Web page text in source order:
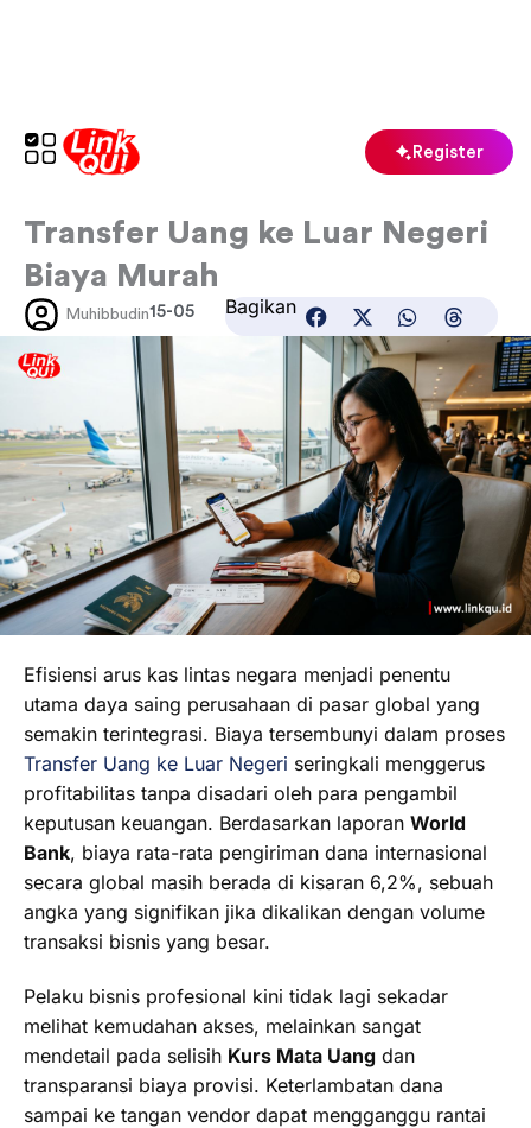
Register
Transfer Uang ke Luar Negeri
Biaya Murah
Muhibbudin15-05 Bagikan
Efisiensi arus kas lintas negara menjadi penentu
utama daya saing perusahaan di pasar global yang
semakin terintegrasi. Biaya tersembunyi dalam proses
Transfer Uang ke Luar Negeri seringkali menggerus
profitabilitas tanpa disadari oleh para pengambil
keputusan keuangan. Berdasarkan laporan World
Bank, biaya rata-rata pengiriman dana internasional
secara global masih berada di kisaran 6,2%, sebuah
angka yang signifikan jika dikalikan dengan volume
transaksi bisnis yang besar.
Pelaku bisnis profesional kini tidak lagi sekadar
melihat kemudahan akses, melainkan sangat
mendetail pada selisih Kurs Mata Uang dan
transparansi biaya provisi. Keterlambatan dana
sampai ke tangan vendor dapat mengganggu rantai